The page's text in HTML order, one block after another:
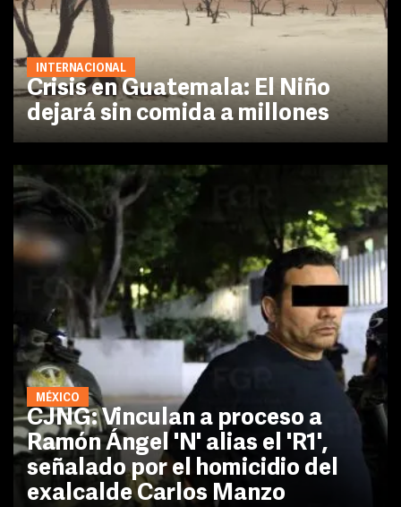
INTERNACIONAL
Crisis en Guatemala: El Niño
dejará sin comida a millones
MÉXICO
CJNG: Vinculan a proceso a
Ramón Ángel 'N' alias el 'R1',
señalado por el homicidio del
exalcalde Carlos Manzo